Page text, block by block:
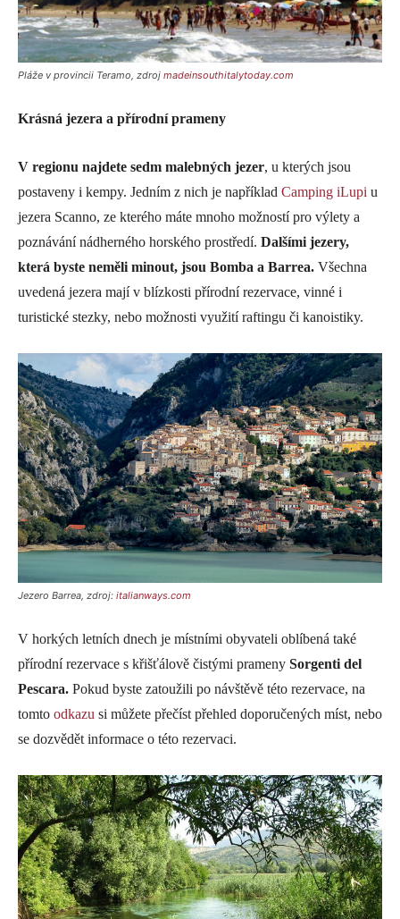
Pláže v provincii Teramo, zdroj madeinsouthitalytoday.com
Krásná jezera a přírodní prameny
V regionu najdete sedm malebných jezer, u kterých jsou
postaveny i kempy. Jedním z nich je například Camping iLupi u
jezera Scanno, ze kterého máte mnoho možností pro výlety a
poznávání nádherného horského prostředí. Dalšími jezery,
která byste neměli minout, jsou Bomba a Barrea. Všechna
uvedená jezera mají v blízkosti přírodní rezervace, vinné i
turistické stezky, nebo možnosti využití raftingu či kanoistiky.
Jezero Barrea, zdroj: italianways.com
V horkých letních dnech je místními obyvateli oblíbená také
přírodní rezervace s křišťálově čistými prameny Sorgenti del
Pescara. Pokud byste zatoužili po návštěvě této rezervace, na
tomto odkazu si můžete přečíst přehled doporučených míst, nebo
se dozvědět informace o této rezervaci.